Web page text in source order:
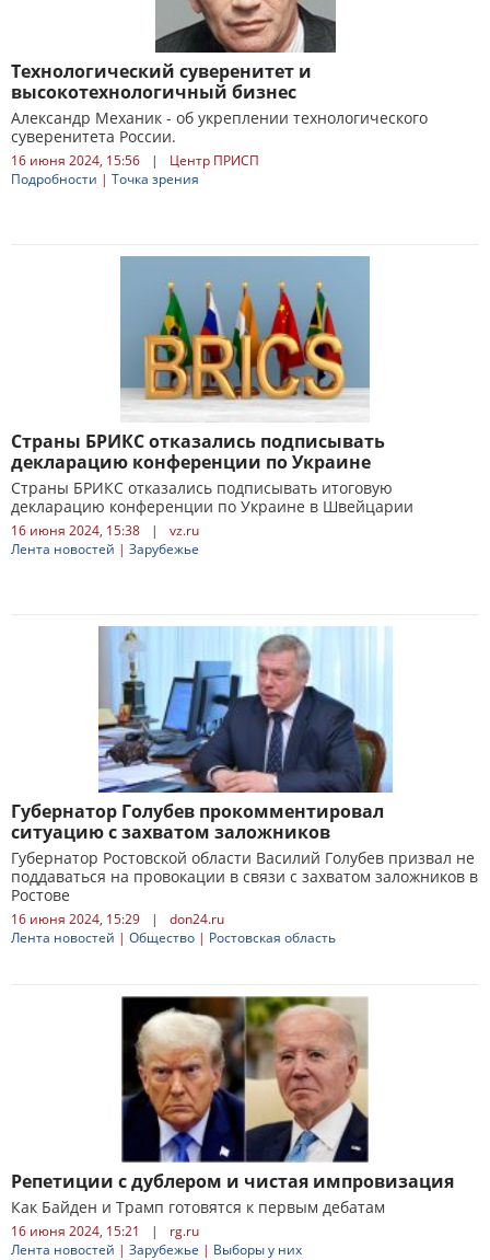
Технологический суверенитет и
высокотехнологичный бизнес
Александр Механик - об укреплении технологического
суверенитета России.
16 июня 2024, 15:56 |
Центр ПРИСП
Подробности | Точка зрения
Страны БРИКС отказались подписывать
декларацию конференции по Украине
Страны БРИКС отказались подписывать итоговую
декларацию конференции по Украине в Швейцарии
16 июня 2024, 15:38 |
vz.ru
Лента новостей | Зарубежье
Губернатор Голубев прокомментировал
ситуацию с захватом заложников
Губернатор Ростовской области Василий Голубев призвал не
поддаваться на провокации в связи с захватом заложников в
Ростове
16 июня 2024, 15:29 |
don24.ru
Лента новостей | Общество | Ростовская область
Репетиции с дублером и чистая импровизация
Как Байден и Трамп готовятся к первым дебатам
16 июня 2024, 15:21 |
rg.ru
Лента новостей | Зарубежье | Выборы у них